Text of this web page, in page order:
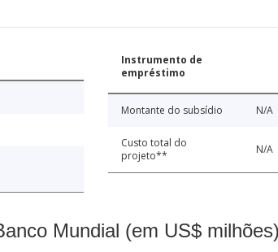
Instrumento de
empréstimo
Montante do subsídio N/A
Custo total do
projeto**
N/A
Mundial (em US$